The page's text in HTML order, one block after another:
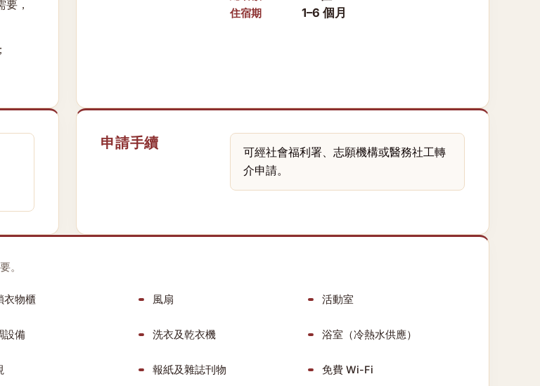
，
住宿期 1–6 個月
申請手續
可經社會福利署、志願機構或醫務社工轉
介申請。
。
衣物櫃 風扇 活動室
設備 洗衣及乾衣機 浴室（冷熱水供應）
報紙及雜誌刊物 免費 Wi-Fi